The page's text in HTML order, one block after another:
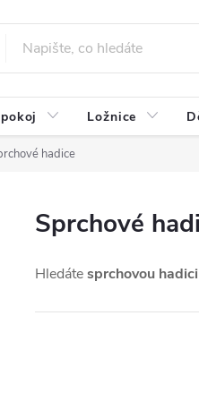
Ložnice
hadice
Sprchové
Hledátesprchovou hadici